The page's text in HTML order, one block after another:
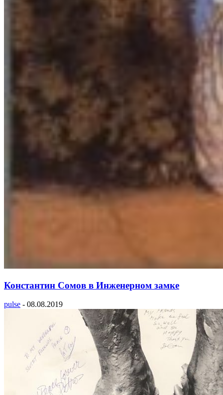
Константин Сомов в Инженерном замке
pulse - 08.08.2019